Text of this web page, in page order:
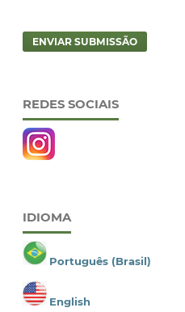
ENVIAR SUBMISSÃO
REDES SOCIAIS
IDIOMA
Português (Brasil)
English